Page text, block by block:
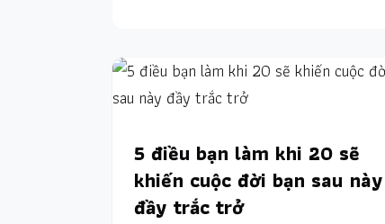
5 điều bạn làm khi 20 sẽ
khiến cuộc đời bạn sau này
đầy trắc trở